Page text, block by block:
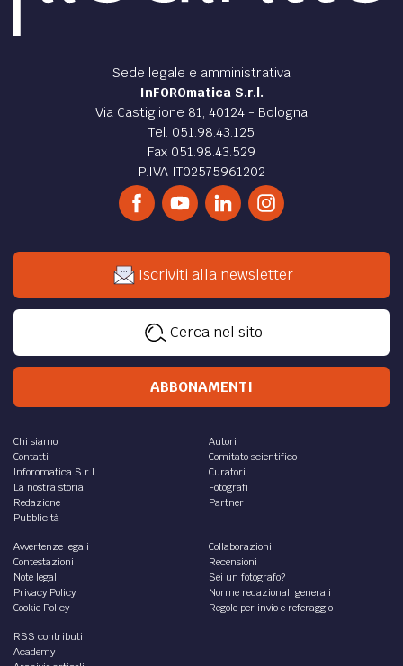
Sede legale e amministrativa
InFOROmatica S.r.l.
Via Castiglione 81, 40124 - Bologna
Tel. 051.98.43.125
Fax 051.98.43.529
P.IVA IT02575961202
Iscriviti alla newsletter
Cerca nel sito
ABBONAMENTI
Chi siamo
Contatti
Inforomatica S.r.l.
La nostra storia
Redazione
Pubblicità
Autori
Comitato scientifico
Curatori
Fotografi
Partner
Avvertenze legali
Contestazioni
Note legali
Privacy Policy
Cookie Policy
Collaborazioni
Recensioni
Sei un fotografo?
Norme redazionali generali
Regole per invio e referaggio
RSS contributi
Academy